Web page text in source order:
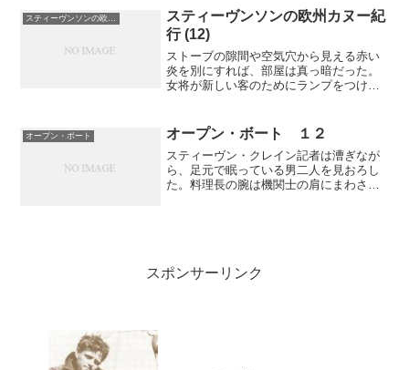
ることはないのだが、ぼくらは今は天候
についてはおそろしく謙虚...
スティーヴンソンの欧州カヌー紀
行 (12)
ストーブの隙間や空気穴から見える赤い
炎を別にすれば、部屋は真っ暗だった。
女将が新しい客のためにランプをつけ
の身なりをみて喜んだ風にはみえなかっ
たからだ。ぼくらが入った部...
オープン・ボート オープン・ボート １２
スティーヴン・クレイン記者は漕ぎなが
ら、足元で眠っている男二人を見おろし
た。料理長の腕は機関士の肩にまわされ
スポンサーリンク